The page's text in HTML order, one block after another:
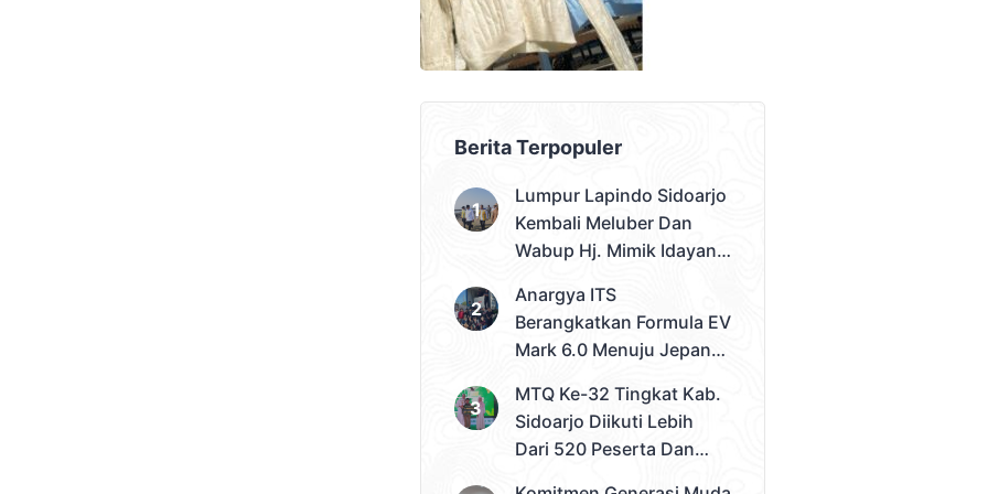
halaman hingga
Berita Terpopuler
Lumpur Lapindo Sidoarjo
Kembali Meluber Dan
Wabup Hj. Mimik Idayana
Anargya ITS
Berangkatkan Formula EV
Mark 6.0 Menuju Jepang,
2026
MTQ Ke-32 Tingkat Kab.
Sidoarjo Diikuti Lebih
Dari 520 Peserta Dan